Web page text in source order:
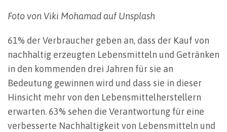
Foto von Viki Mohamad auf Unsplash
61% der Verbraucher geben an, dass der Kauf von
nachhaltig erzeugten Lebensmitteln und Getränken
in den kommenden drei Jahren für sie an
Bedeutung gewinnen wird und dass sie in dieser
Hinsicht mehr von den Lebensmittelherstellern
erwarten. 63% sehen die Verantwortung für eine
verbesserte Nachhaltigkeit von Lebensmitteln und